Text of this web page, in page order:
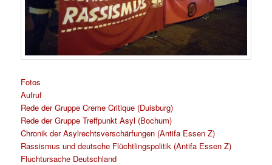
Fotos
Aufruf
Rede der Gruppe Creme Critique (Duisburg)
Rede der Gruppe Treffpunkt Asyl (Bochum)
Chronik der Asylrechtsverschärfungen (Antifa Essen Z)
Rassismus und deutsche Flüchtlingspolitik (Antifa Essen Z)
Fluchtursache Deutschland